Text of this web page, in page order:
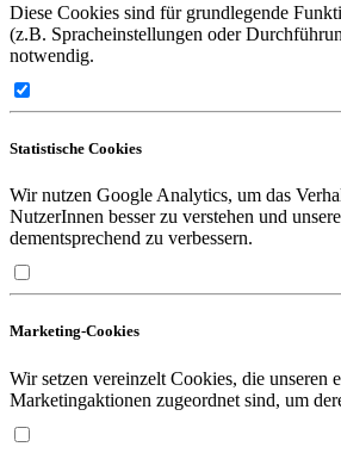
Diese Cookies sind für grundlegende
(z.B. Spracheinstellungen oder
notwendig.
Statistische Cookies
Wir nutzen Google Analytics, um das
NutzerInnen besser zu verstehen und
dementsprechend zu verbessern.
Marketing-Cookies
Wir setzen vereinzelt Cookies, die unseren
Marketingaktionen zugeordnet sind, um